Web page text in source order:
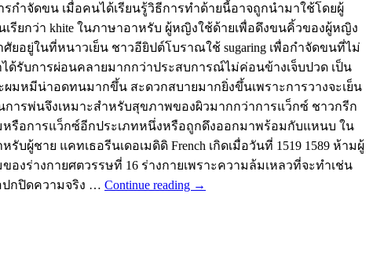
กำจัดขน เมื่อคนได้เรียนรู้วิธีการทำด้ายนี้อาจถูกนำมาใช้โดยผู้
ยกว่า khite ในภาษาอาหรับ ผู้หญิงใช้ด้ายเพื่อดึงขนคิ้วของผู้หญิง
ยู่ในที่หนาวเย็น ชาวอียิปต์โบราณใช้ sugaring เพื่อกำจัดขนที่ไม่
รับการผ่อนคลายมากกว่าประสบการณ์ไม่ค่อนข้างเจ็บปวด เป็น
มหมีน่าอดทนมากขึ้น สะดวกสบายมากยิ่งขึ้นเพราะการวางจะเย็น
การพ่นจึงเหมาะสำหรับสุขภาพของผิวมากกว่าการแว็กซ์ ชาวกรีก
หรือการแว็กซ์อีกประเภทหนึ่งหรือถูกดึงออกมาพร้อมกับแหนบ ใน
ชาย แคทเธอรีนเดอเมดิดิ French เกิดเมื่อวันที่ 1519 1589 ห้ามผู้
ร่างกายศตวรรษที่ 16 ร่างกายเพราะความล้มเหลวที่จะทำเช่น
ปกปิดความจริง … Continue reading →